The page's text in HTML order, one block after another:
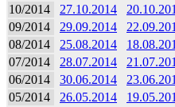
10/2014
27.10.2014
09/2014
29.09.2014
08/2014
25.08.2014
07/2014
28.07.2014
06/2014
30.06.2014
05/2014
26.05.2014